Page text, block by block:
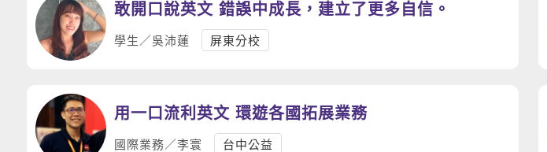
敢開口說英文 錯誤中成長，建立了更多自信。
學生／吳沛蓮 屏東分校
用一口流利英文 環遊各國拓展業務
國際業務／李寰 台中公益